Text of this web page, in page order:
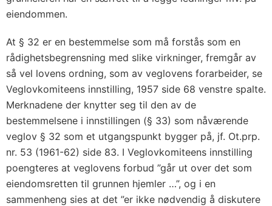
eiendommen.
At § 32 er en bestemmelse som må forstås som en
rådighetsbegrensning med slike virkninger, fremgår av
så vel lovens ordning, som av veglovens forarbeider, se
Veglovkomiteens innstilling, 1957 side 68 venstre spalte.
Merknadene der knytter seg til den av de
bestemmelsene i innstillingen (§ 33) som nåværende
veglov § 32 som et utgangspunkt bygger på, jf. Ot.prp.
nr. 53 (1961-62) side 83. I Veglovkomiteens innstilling
poengteres at veglovens forbud ”går ut over det som
eiendomsretten til grunnen hjemler …”, og i en
sammenheng sies at det ”er ikke nødvendig å diskutere